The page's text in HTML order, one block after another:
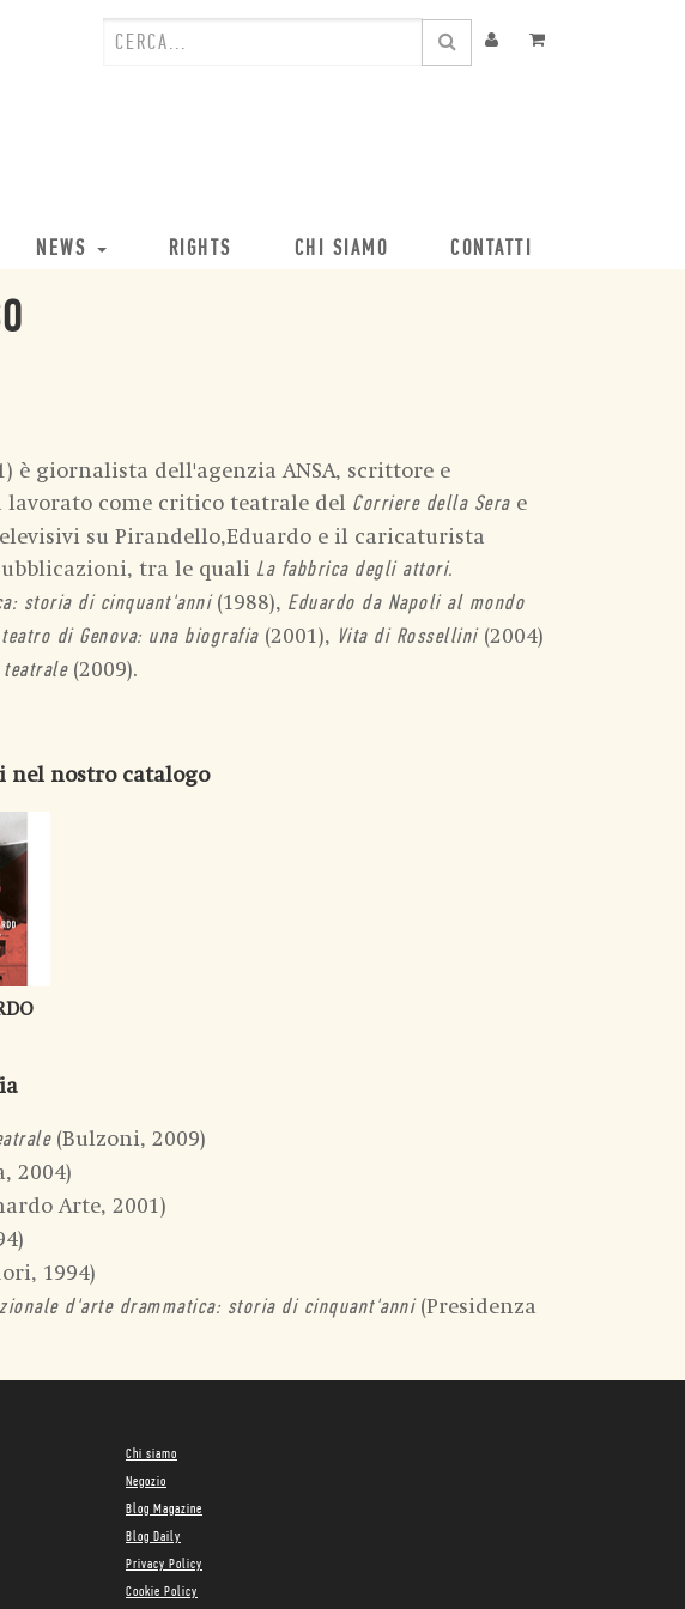
NEWS RIGHTS CHI SIAMO CONTATTI
è giornalista dell'agenzia ANSA, scrittore e
come critico teatrale del Corriere della Serae
su Pirandello,Eduardo e il caricaturista
tra le quali La fabbrica degli attori.
storia di cinquant'anni(1988), Eduardo da Napoli al mondo
di Genova: una biografia(2001), Vita di Rossellini(2004)
(2009).
nostro catalogo
(Bulzoni, 2009)
2004)
Arte, 2001)
1994)
d'arte drammatica: storia di cinquant'anni(Presidenza
Chi siamo
Negozio
Blog Magazine
Blog Daily
Privacy Policy
Cookie Policy